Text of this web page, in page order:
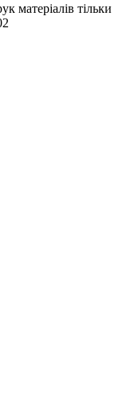
матеріалів тільки